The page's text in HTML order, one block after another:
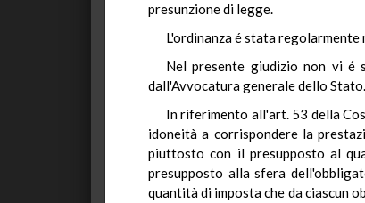
presunzione di legge.
L'ordinanza é stata
Nel presente giudizio non vi é
dall'Avvocatura generale dello Stato.
In riferimento all'art. 53 della
idoneità a corrispondere la
piuttosto con il presupposto al
presupposto alla sfera
quantità di imposta che da ciascun